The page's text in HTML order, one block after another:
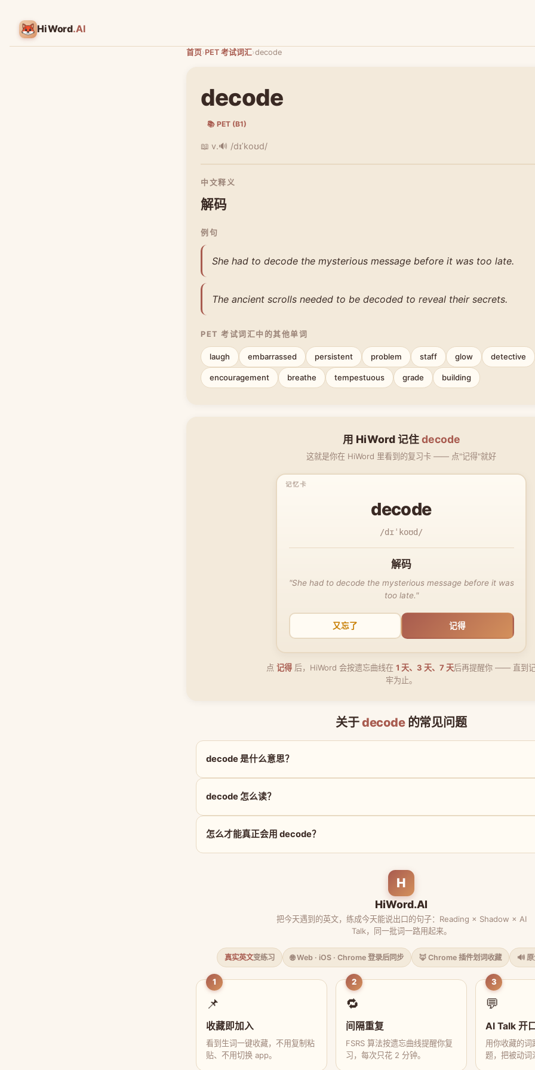
HiWord.AI
首页›PET 考试词汇›decode
decode
📚 PET (B1)
📖 v.🔊 /dɪˈkoʊd/
中文释义
解码
例句
She had to decode the mysterious message before it was too late.
The ancient scrolls needed to be decoded to reveal their secrets.
PET 考试词汇中的其他单词
laugh embarrassed persistent problem staff glow detective
encouragement breathe tempestuous grade building
用 HiWord 记住decode
这就是你在 HiWord 里看到的复习卡 —— 点"记得"就好
decode
/dɪˈkoʊd/
解码
"She had to decode the mysterious message before it was
too late."
又忘了 记得
点 记得 后，HiWord 会按遗忘曲线在 1 天、3 天、7 天后再提醒你 —— 直到
牢为止。
关于decode的常见问题
decode 是什么意思？
decode 怎么读？
怎么才能真正会用 decode？
H
HiWord.AI
把今天遇到的英文，练成今天能说出口的句子：Reading × Shadow × AI
Talk，同一批词一路用起来。
真实英文变练习 🌐 Web · iOS · Chrome 登录后同步 🦊 Chrome 插件划词收藏 🔊
1
📌
收藏即加入
看到生词一键收藏，不用复制粘
贴、不用切换 app。
2
🔁
间隔重复
FSRS 算法按遗忘曲线提醒你复
习，每次只花 2 分钟。
3
💬
AI Talk 开
用你收藏的词
题，把被动词